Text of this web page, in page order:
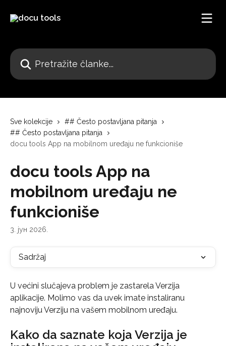
Pretražite članke...
Sve kolekcije
## Često postavljana pitanja
## Često postavljana pitanja
docu tools App na mobilnom uređaju ne funkcioniše
docu tools App na
mobilnom uređaju ne
funkcioniše
3. јун 2026.
Sadržaj
U većini slučajeva problem je zastarela Verzija
aplikacije. Molimo vas da uvek imate instaliranu
najnoviju Verziju na vašem mobilnom uređaju.
Kako da saznate koja Verzija je